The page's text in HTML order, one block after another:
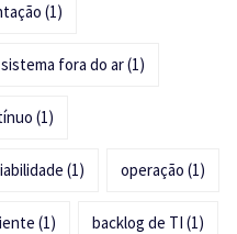
(1)
sistema fora do ar(1)
(1)
(1) operação (1)
(1) backlog de TI (1)